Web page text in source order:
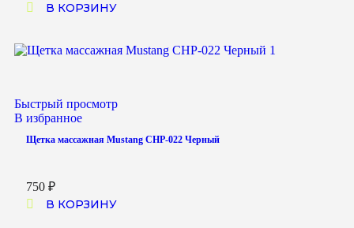
В КОРЗИНУ
Быстрый просмотр
В избранное
Щетка массажная Mustang CHP-022 Черный
750 ₽
В КОРЗИНУ